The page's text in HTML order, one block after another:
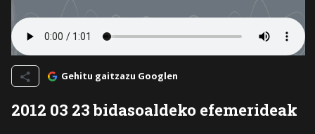
Gehitu gaitzazu Googlen
2012 03 23 bidasoaldeko efemerideak